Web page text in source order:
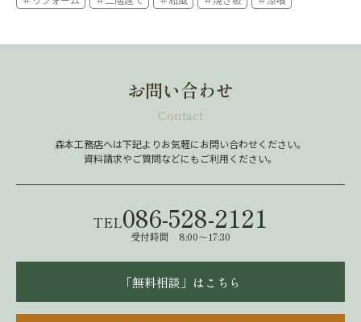
お問い合わせ
Contact
森本工務店へは下記よりお気軽にお問い合わせください。
資料請求やご質問などにもご利用ください。
TEL086-528-2121
受付時間 8:00～17:30
「無料相談」はこちら